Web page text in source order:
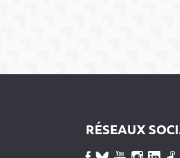
RÉSEAUX